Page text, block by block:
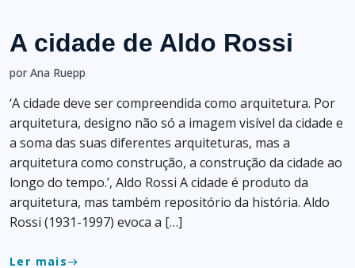
A cidade de Aldo Rossi
por Ana Ruepp
‘A cidade deve ser compreendida como arquitetura. Por
arquitetura, designo não só a imagem visível da cidade e
a soma das suas diferentes arquiteturas, mas a
arquitetura como construção, a construção da cidade ao
longo do tempo.’, Aldo Rossi A cidade é produto da
arquitetura, mas também repositório da história. Aldo
Rossi (1931-1997) evoca a […]
Ler maiseast